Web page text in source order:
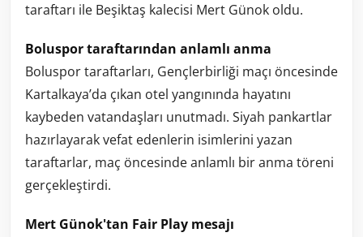
taraftarı ile Beşiktaş kalecisi Mert Günok oldu.
Boluspor taraftarından anlamlı anma
Boluspor taraftarları, Gençlerbirliği maçı öncesinde
Kartalkaya’da çıkan otel yangınında hayatını
kaybeden vatandaşları unutmadı. Siyah pankartlar
hazırlayarak vefat edenlerin isimlerini yazan
taraftarlar, maç öncesinde anlamlı bir anma töreni
gerçekleştirdi.
Mert Günok'tan Fair Play mesajı